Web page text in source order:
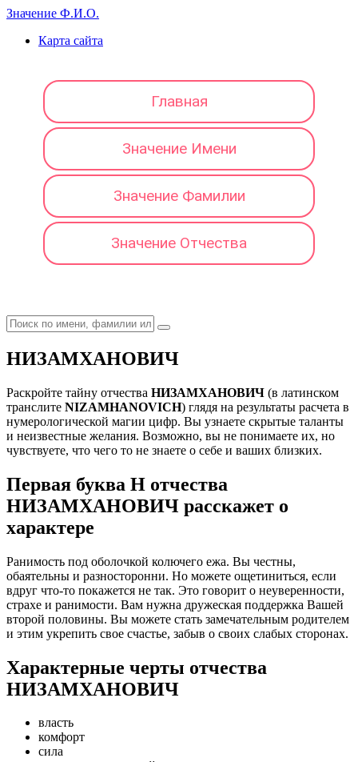
Значение Ф.И.О.
Карта сайта
Главная
Значение Имени
Значение Фамилии
Значение Отчества
НИЗАМХАНОВИЧ
Раскройте тайну отчества НИЗАМХАНОВИЧ (в латинском
транслите NIZAMHANOVICH) глядя на результаты расчета в
нумерологической магии цифр. Вы узнаете скрытые таланты
и неизвестные желания. Возможно, вы не понимаете их, но
чувствуете, что чего то не знаете о себе и ваших близких.
Первая буква Н отчества
НИЗАМХАНОВИЧ расскажет о
характере
Ранимость под оболочкой колючего ежа. Вы честны,
обаятельны и разносторонни. Но можете ощетиниться, если
вдруг что-то покажется не так. Это говорит о неуверенности,
страхе и ранимости. Вам нужна дружеская поддержка Вашей
второй половины. Вы можете стать замечательным родителем
и этим укрепить свое счастье, забыв о своих слабых сторонах.
Характерные черты отчества
НИЗАМХАНОВИЧ
власть
комфорт
сила